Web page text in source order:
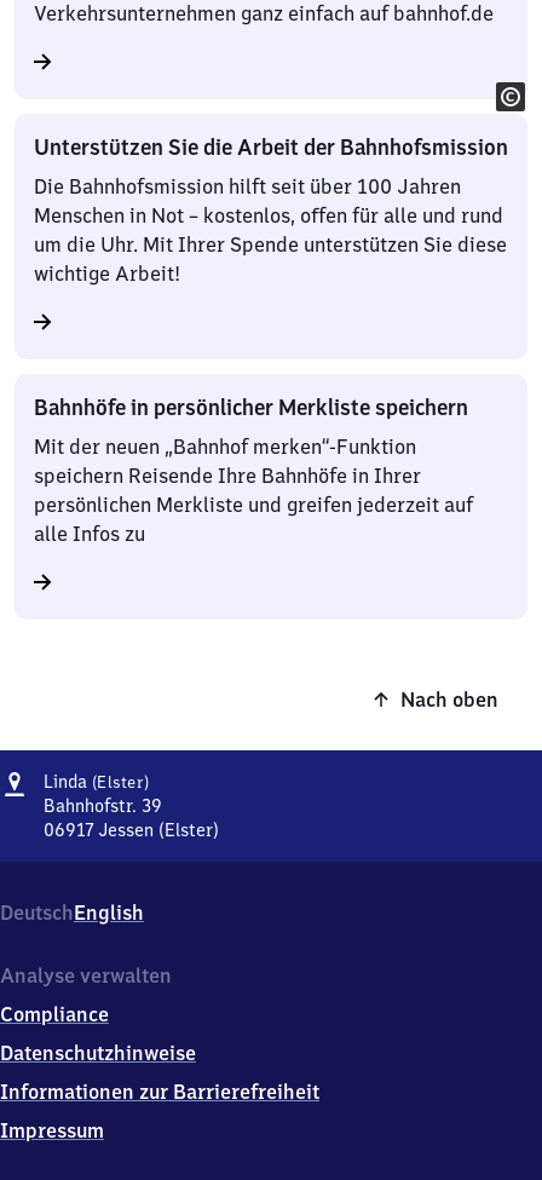
Verkehrsunternehmen ganz einfach auf bahnhof.de
Unterstützen Sie die Arbeit der Bahnhofsmission
Die Bahnhofsmission hilft seit über 100 Jahren
Menschen in Not – kostenlos, offen für alle und rund
um die Uhr. Mit Ihrer Spende unterstützen Sie diese
wichtige Arbeit!
Bahnhöfe in persönlicher Merkliste speichern
Mit der neuen „Bahnhof merken“-Funktion
speichern Reisende Ihre Bahnhöfe in Ihrer
persönlichen Merkliste und greifen jederzeit auf
alle Infos zu
Nach oben
Adresse
Linda (Elster)Linda
(Elster)
Bahnhofstr. 39
06917 Jessen (Elster)
Bahnhofstr.
39,
6
1
7
(Elster)
DeutschEnglish
Analyse verwalten
Compliance
Datenschutzhinweise
Informationen zur Barrierefreiheit
Impressum